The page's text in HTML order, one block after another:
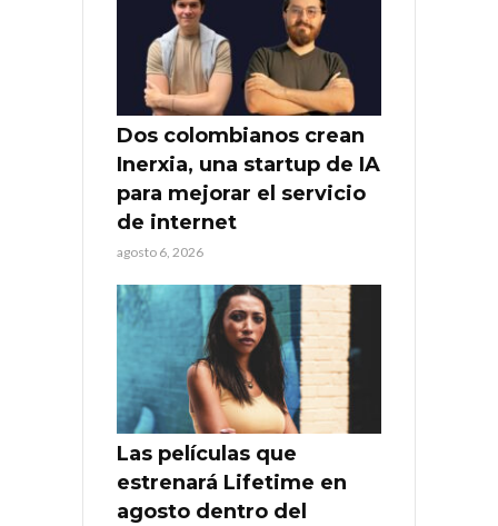
Dos colombianos crean
Inerxia, una startup de IA
para mejorar el servicio
de internet
agosto 6, 2026
Las películas que
estrenará Lifetime en
agosto dentro del